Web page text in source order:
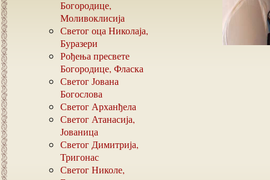
Богородице,
Моливоклисија
Светог оца Николаја,
Буразери
Рођења пресвете
Богородице, Фласка
Светог Јована
Богослова
Светог Арханђела
Светог Атанасија,
Јованица
Светог Димитрија,
Тригонас
Светог Николе,